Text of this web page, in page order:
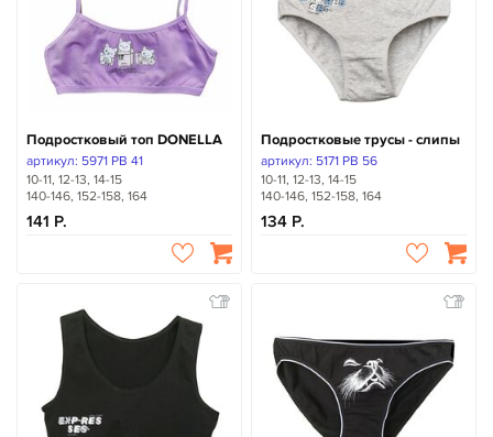
Подростковый топ DONELLA
артикул: 5971 PB 41
10-11, 12-13, 14-15
140-146, 152-158, 164
141
Подростковые трусы - слипы
артикул: 5171 PB 56
10-11, 12-13, 14-15
140-146, 152-158, 164
134